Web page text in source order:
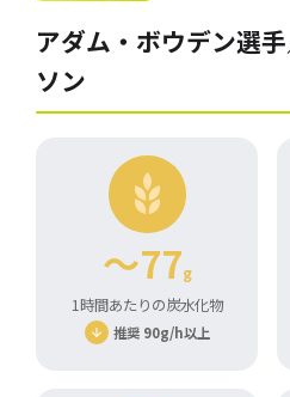
アダム・ボウデン選
ソン
～77g
1時間あたりの炭水化物
推奨 90g/h以上